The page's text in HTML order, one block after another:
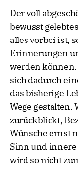
Der voll
bewusst
alles vorbei ist,
Erinnerungen
werden
sich dadurch
das bisherige
Wege gestalten.
zurückblickt,
Wünsche ernst
Sinn und innere
wird so nicht